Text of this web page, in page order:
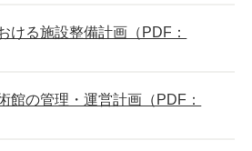
る施設整備計画（PDF：
の管理・運営計画（PDF：